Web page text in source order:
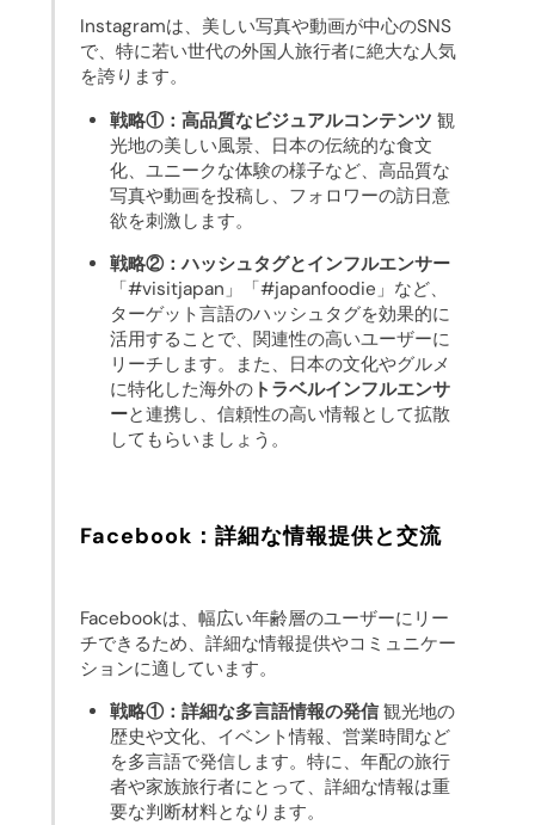
Instagramは、美しい写真や動画が中心のSNS
で、特に若い世代の外国人旅行者に絶大な人気
を誇ります。
戦略①：高品質なビジュアルコンテンツ 観
光地の美しい風景、日本の伝統的な食文
化、ユニークな体験の様子など、高品質な
写真や動画を投稿し、フォロワーの訪日意
欲を刺激します。
戦略②：ハッシュタグとインフルエンサー
「#visitjapan」「#japanfoodie」など、
ターゲット言語のハッシュタグを効果的に
活用することで、関連性の高いユーザーに
リーチします。また、日本の文化やグルメ
に特化した海外のトラベルインフルエンサ
ーと連携し、信頼性の高い情報として拡散
してもらいましょう。
Facebook：詳細な情報提供と交流
Facebookは、幅広い年齢層のユーザーにリー
チできるため、詳細な情報提供やコミュニケー
ションに適しています。
戦略①：詳細な多言語情報の発信観光地の
歴史や文化、イベント情報、営業時間など
を多言語で発信します。特に、年配の旅行
者や家族旅行者にとって、詳細な情報は重
要な判断材料となります。